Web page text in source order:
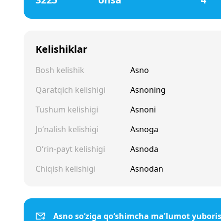
Kelishiklar
Bosh kelishik
Asno
Qaratqich kelishigi
Asnoning
Tushum kelishigi
Asnoni
Jo‘nalish kelishigi
Asnoga
O‘rin-payt kelishigi
Asnoda
Chiqish kelishigi
Asnodan
Asno so‘ziga qo‘shimcha ma'lumot